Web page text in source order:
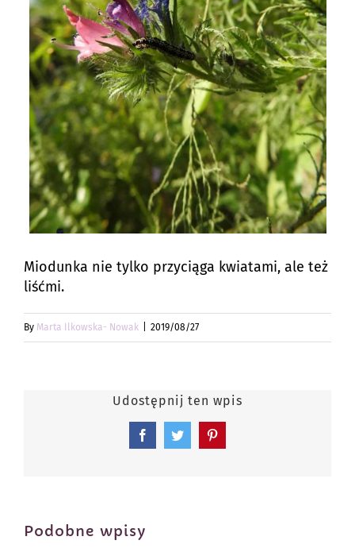
Miodunka nie tylko przyciąga kwiatami, ale też
liśćmi.
By Marta Ilkowska- Nowak 2019/08/27
Udostępnij ten wpis
FacebookTwitterPinterest
Podobne wpisy